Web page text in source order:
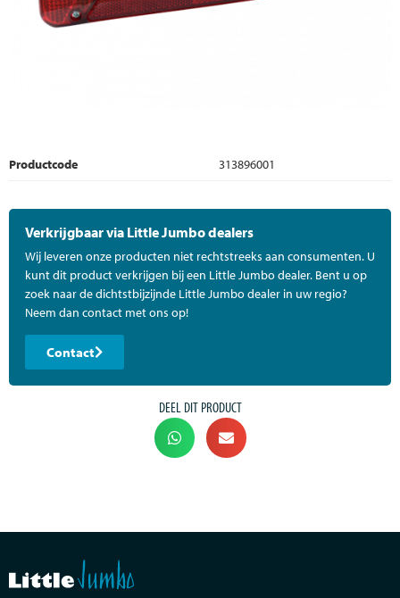
Productcode 313896001
Verkrijgbaar via Little Jumbo dealers
Wij leveren onze producten niet rechtstreeks aan consumenten. U
kunt dit product verkrijgen bij een Little Jumbo dealer. Bent u op
zoek naar de dichtstbijzijnde Little Jumbo dealer in uw regio?
Neem dan contact met ons op!
Contact
DEEL DIT PRODUCT